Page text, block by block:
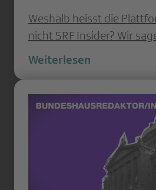
Weshalb heisst die
nicht SRF Insider? Wir
Weiterlesen